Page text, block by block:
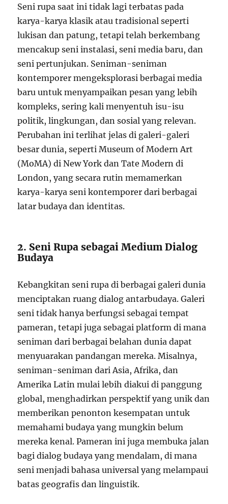
Seni rupa saat ini tidak lagi terbatas pada
karya-karya klasik atau tradisional seperti
lukisan dan patung, tetapi telah berkembang
mencakup seni instalasi, seni media baru, dan
seni pertunjukan. Seniman-seniman
kontemporer mengeksplorasi berbagai media
baru untuk menyampaikan pesan yang lebih
kompleks, sering kali menyentuh isu-isu
politik, lingkungan, dan sosial yang relevan.
Perubahan ini terlihat jelas di galeri-galeri
besar dunia, seperti Museum of Modern Art
(MoMA) di New York dan Tate Modern di
London, yang secara rutin memamerkan
karya-karya seni kontemporer dari berbagai
latar budaya dan identitas.
2. Seni Rupa sebagai Medium Dialog
Budaya
Kebangkitan seni rupa di berbagai galeri dunia
menciptakan ruang dialog antarbudaya. Galeri
seni tidak hanya berfungsi sebagai tempat
pameran, tetapi juga sebagai platform di mana
seniman dari berbagai belahan dunia dapat
menyuarakan pandangan mereka. Misalnya,
seniman-seniman dari Asia, Afrika, dan
Amerika Latin mulai lebih diakui di panggung
global, menghadirkan perspektif yang unik dan
memberikan penonton kesempatan untuk
memahami budaya yang mungkin belum
mereka kenal. Pameran ini juga membuka jalan
bagi dialog budaya yang mendalam, di mana
seni menjadi bahasa universal yang melampaui
batas geografis dan linguistik.